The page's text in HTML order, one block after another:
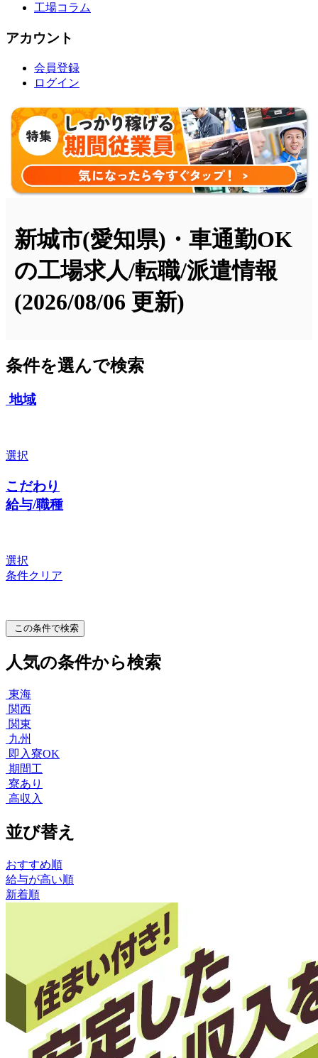
工場コラム
アカウント
会員登録
ログイン
新城市(愛知県)・車通勤OK
の工場求人/転職/派遣情報
(2026/08/06 更新)
条件を選んで検索
地域
選択
こだわり
給与/職種
選択
条件クリア
この条件で検索
人気の条件から検索
東海
関西
関東
九州
即入寮OK
期間工
寮あり
高収入
並び替え
おすすめ順
給与が高い順
新着順